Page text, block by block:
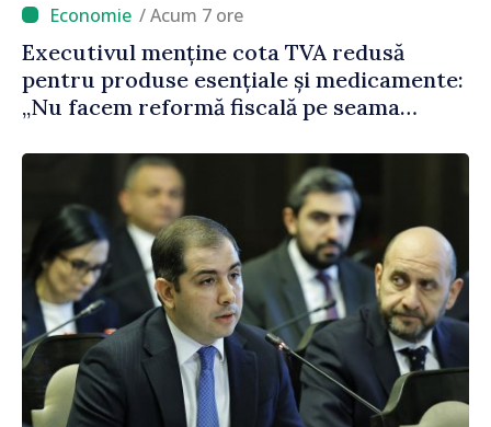
/ Acum 7 ore
Executivul menține cota TVA redusă
pentru produse esențiale și medicamente:
„Nu facem reformă fiscală pe seama